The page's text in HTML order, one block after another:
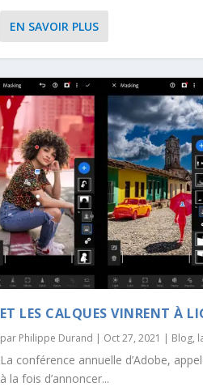
EN SAVOIR PLUS
ET LES CALQUES VINRENT À
par Philippe Durand | Oct 27, 2021 | Blog,
La conférence annuelle d’Adobe,
à la fois d’annoncer...